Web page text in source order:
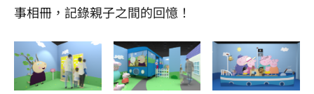
事相冊，記錄親子之間的回憶！